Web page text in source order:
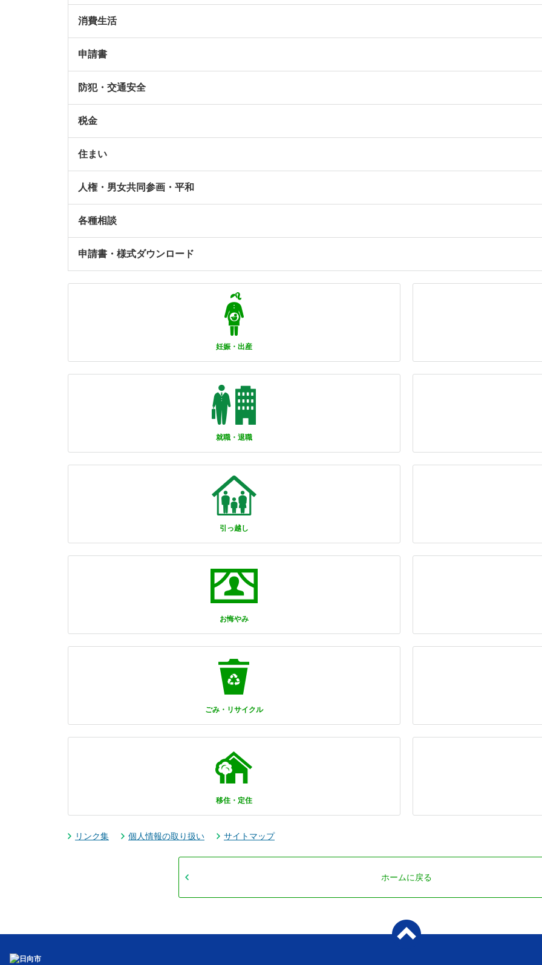
消費生活
申請書
防犯・交通安全
税金
住まい
人権・男女共同参画・平和
各種相談
申請書・様式ダウンロード
妊娠・出産
就職・退職
引っ越し
お悔やみ
ごみ・リサイクル
移住・定住
リンク集 個人情報の取り扱い サイトマップ
ホームに戻る